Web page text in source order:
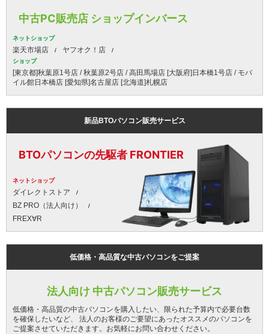
中古PC販売店 ショップインバース
ネットショップ
楽天市場店 ヤフオク！店
ショップ
[東京都]秋葉原1号店 / 秋葉原2号店 / 高田馬場店 [大阪府]日本橋1号店 / モバ
イル館日本橋店 [愛知県]名古屋店 [北海道]札幌店
新品BTOパソコン販売サービス
BTOパソコンの先駆者 FRONTIER
ネットショップ
ダイレクトストア
BZ PRO（法人向け）
FREX∀R
低価格・高品質な中古パソコンをご提案
法人向け 中古パソコン販売サービス
低価格・高品質の中古パソコンを購入したい、限られた予算内で必要台数
を確保したいなど、 法人のお客様のご要望にあったオススメのパソコンを
ご提案させていただきます。お気軽にお問い合わせください。